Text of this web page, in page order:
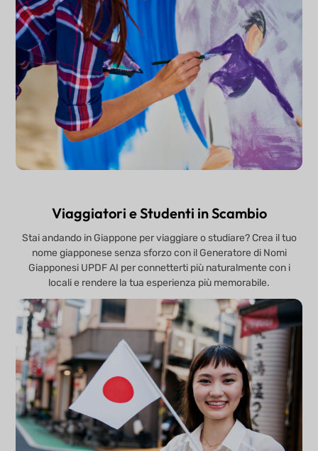
Viaggiatori e Studenti in Scambio
Stai andando in Giappone per viaggiare o studiare? Crea il tuo
nome giapponese senza sforzo con il Generatore di Nomi
Giapponesi UPDF AI per connetterti più naturalmente con i
locali e rendere la tua esperienza più memorabile.